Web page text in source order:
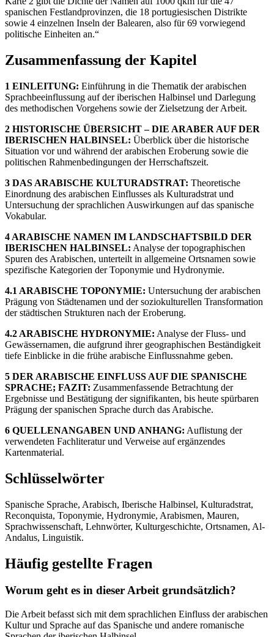
spanischen Festlandprovinzen, die 18 portugiesischen Distrikte
sowie 4 einzelnen Inseln der Balearen, also für 69 vorwiegend
politische Einheiten an.“
Zusammenfassung der Kapitel
1 EINLEITUNG: Einführung in die Thematik der arabischen
Sprachbeeinflussung auf der iberischen Halbinsel und Darlegung
des methodischen Vorgehens sowie der Zielsetzung der Arbeit.
2 HISTORISCHE ÜBERSICHT – DIE ARABER AUF DER
IBERISCHEN HALBINSEL: Überblick über die historische
Situation vor und während der arabischen Eroberung sowie die
politischen Rahmenbedingungen der Herrschaftszeit.
3 DAS ARABISCHE KULTURADSTRAT: Theoretische
Einordnung des arabischen Einflusses als Kulturadstrat und
Untersuchung der sprachlichen Auswirkungen auf das spanische
Vokabular.
4 ARABISCHE NAMEN IM LANDSCHAFTSBILD DER
IBERISCHEN HALBINSEL: Analyse der topographischen
Spuren des Arabischen, unterteilt in allgemeine Ortsnamen sowie
spezifische Kategorien der Toponymie und Hydronymie.
4.1 ARABISCHE TOPONYMIE: Untersuchung der arabischen
Prägung von Städtenamen und der soziokulturellen Transformation
der städtischen Strukturen nach der Eroberung.
4.2 ARABISCHE HYDRONYMIE: Analyse der Fluss- und
Gewässernamen, die aufgrund ihrer geographischen Beständigkeit
tiefe Einblicke in die frühe arabische Einflussnahme geben.
5 DER ARABISCHE EINFLUSS AUF DIE SPANISCHE
SPRACHE; FAZIT: Zusammenfassende Betrachtung der
Ergebnisse und Bestätigung der signifikanten, bis heute spürbaren
Prägung der spanischen Sprache durch das Arabische.
6 QUELLENANGABEN UND ANHANG: Auflistung der
verwendeten Fachliteratur und Verweise auf ergänzendes
Kartenmaterial.
Schlüsselwörter
Spanische Sprache, Arabisch, Iberische Halbinsel, Kulturadstrat,
Reconquista, Toponymie, Hydronymie, Arabismen, Mauren,
Sprachwissenschaft, Lehnwörter, Kulturgeschichte, Ortsnamen, Al-
Andalus, Linguistik.
Häufig gestellte Fragen
Worum geht es in dieser Arbeit grundsätzlich?
Die Arbeit befasst sich mit dem sprachlichen Einfluss der arabischen
Kultur und Sprache auf das Spanische und andere romanische